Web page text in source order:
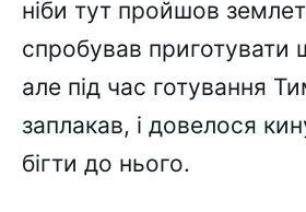
ніби тут пройшов
спробував приготувати
але під час готування
заплакав, і довелося
бігти до нього.